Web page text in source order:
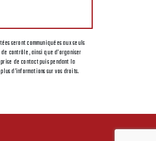
seront communiquées aux seuls
contrôle, ainsi que d’organiser
de contact puis pendant la
d’informations sur vos droits.